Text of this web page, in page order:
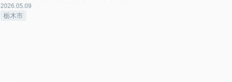
2026.05.09
栃木市